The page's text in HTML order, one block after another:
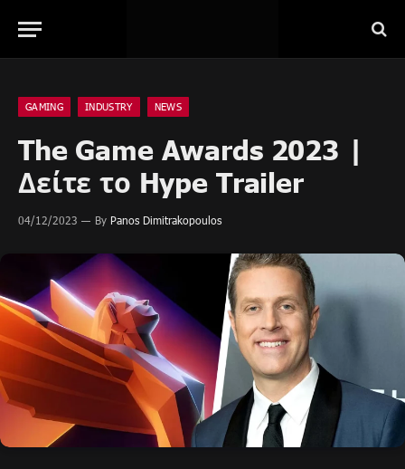
GAMING INDUSTRY NEWS
The Game Awards 2023 |
Δείτε το Hype Trailer
04/12/2023 By Panos Dimitrakopoulos